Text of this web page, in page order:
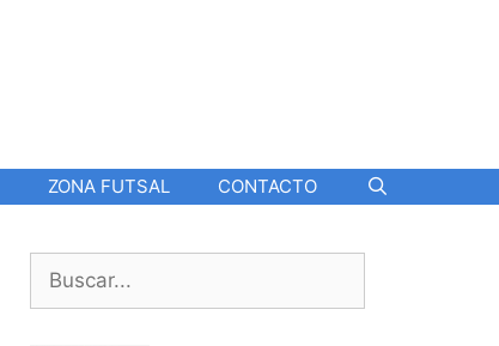
ZONA FUTSAL CONTACTO
Buscar: